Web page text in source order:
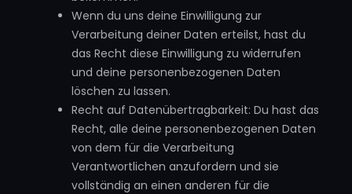
Wenn du uns deine Einwilligung zur
Verarbeitung deiner Daten erteilst, hast du
das Recht diese Einwilligung zu widerrufen
und deine personenbezogenen Daten
löschen zu lassen.
Recht auf Datenübertragbarkeit: Du hast das
Recht, alle deine personenbezogenen Daten
von dem für die Verarbeitung
Verantwortlichen anzufordern und sie
vollständig an einen anderen für die